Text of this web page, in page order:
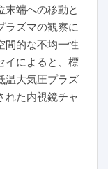
末端への移動と
ラズマの観察に
間的な不均一性
イによると、標
温大気圧プラズ
れた内視鏡チャ